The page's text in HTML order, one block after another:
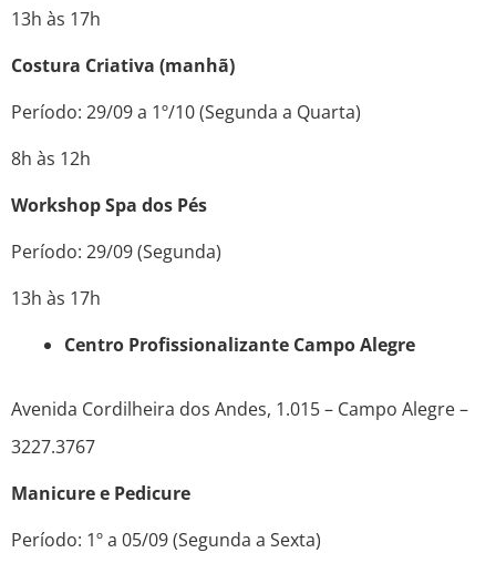
13h às 17h
Costura Criativa (manhã)
Período: 29/09 a 1º/10 (Segunda a Quarta)
8h às 12h
Workshop Spa dos Pés
Período: 29/09 (Segunda)
13h às 17h
Centro Profissionalizante Campo Alegre
Avenida Cordilheira dos Andes, 1.015 – Campo Alegre –
3227.3767
Manicure e Pedicure
Período: 1º a 05/09 (Segunda a Sexta)